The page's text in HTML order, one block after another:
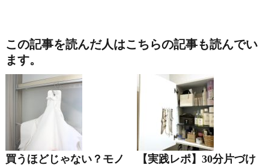
この記事を読んだ人はこちらの記事も読んでい
ます。
買うほどじゃない？モノ
【実践レポ】30分片づけ